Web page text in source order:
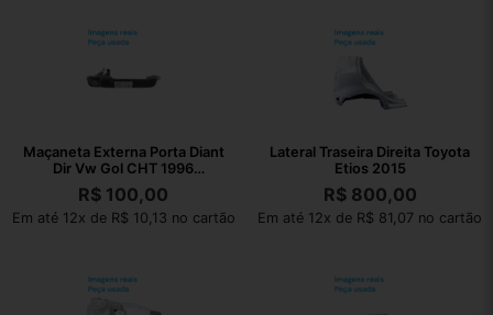
Maçaneta Externa Porta Diant
Dir Vw Gol CHT 1996
377837205
R$ 100,00
Em até 12x de R$ 10,13 no cartão
Lateral Traseira Direita Toyota
Etios 2015
R$800,00
Em até 12x de R$ 81,07 no cartão